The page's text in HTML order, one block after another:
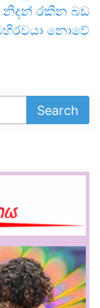
නිදන් රකින බඩ
නොවේ